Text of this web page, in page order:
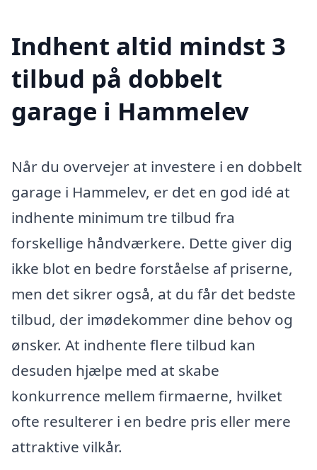
Indhent altid mindst 3
tilbud på dobbelt
garage i Hammelev
Når du overvejer at investere i en dobbelt
garage i Hammelev, er det en god idé at
indhente minimum tre tilbud fra
forskellige håndværkere. Dette giver dig
ikke blot en bedre forståelse af priserne,
men det sikrer også, at du får det bedste
tilbud, der imødekommer dine behov og
ønsker. At indhente flere tilbud kan
desuden hjælpe med at skabe
konkurrence mellem firmaerne, hvilket
ofte resulterer i en bedre pris eller mere
attraktive vilkår.